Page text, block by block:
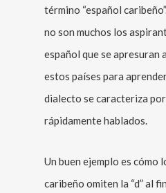
término “español
no son muchos los
español que se apresuran
estos países para
dialecto se caracteriza
rápidamente hablados.
Un buen ejemplo es cómo
caribeño omiten la “d” al